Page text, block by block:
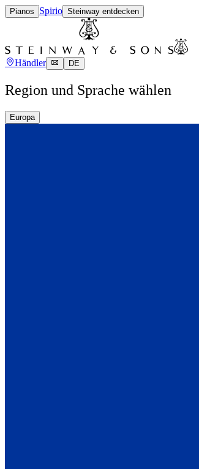
Pianos Spirio Steinway entdecken
Händler DE
Region und Sprache wählen
Europa